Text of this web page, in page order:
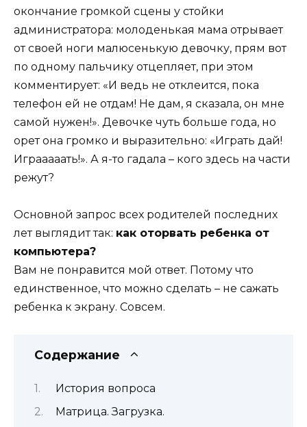
окончание громкой сцены у стойки
администратора: молоденькая мама отрывает
от своей ноги малюсенькую девочку, прям вот
по одному пальчику отцепляет, при этом
комментирует: «И ведь не отклеится, пока
телефон ей не отдам! Не дам, я сказала, он мне
самой нужен!». Девочке чуть больше года, но
орет она громко и выразительно: «Играть дай!
Играаааать!». А я-то гадала – кого здесь на части
режут?
Основной запрос всех родителей последних
лет выглядит так: как оторвать ребенка от
компьютера?
Вам не понравится мой ответ. Потому что
единственное, что можно сделать – не сажать
ребенка к экрану. Совсем.
Содержание
История вопроса
Матрица. Загрузка.